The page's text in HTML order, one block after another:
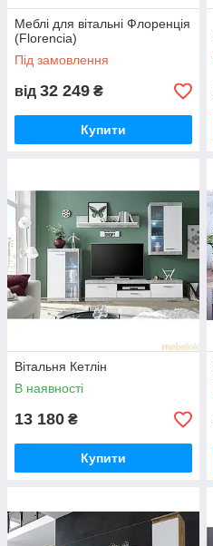
Меблі для вітальні Флоренція
(Florencia)
Під замовлення
від 32 249 ₴
Купити
Вітальня Кетлін
В наявності
13 180 ₴
Купити